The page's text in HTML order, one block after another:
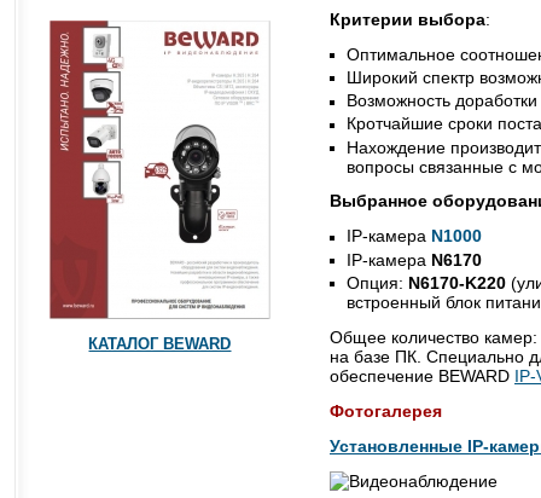
Критерии выбора:
Оптимальное
Широкий спектр
Возможность
Кротчайшие сроки
Нахождение
вопросы связанные с
Выбранное
IP-камера N1000
IP-камера N6170
Oпция: N6170-K220
встроенный блок
Общее количество
на базе ПК. Специально
обеспечение BEWARD IP-
Фотогалерея
Установленные IP-
КАТАЛОГ BEWARD